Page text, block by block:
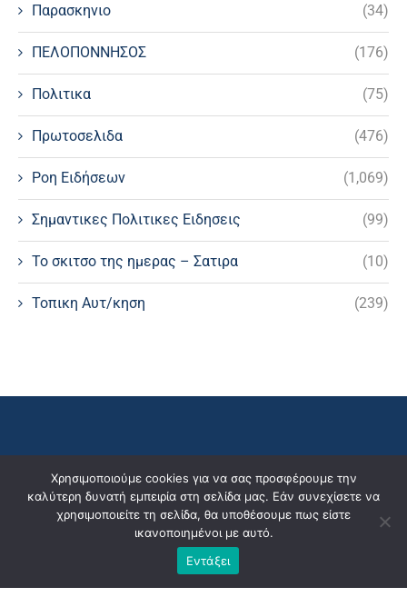
Παρασκηνιο (34)
ΠΕΛΟΠΟΝΝΗΣΟΣ (176)
Πολιτικα (75)
Πρωτοσελιδα (476)
Ροη Ειδήσεων (1,069)
Σημαντικες Πολιτικες Ειδησεις (99)
Το σκιτσο της ημερας – Σατιρα (10)
Τοπικη Αυτ/κηση (239)
Χρησιμοποιούμε cookies για να σας προσφέρουμε την
καλύτερη δυνατή εμπειρία στη σελίδα μας. Εάν συνεχίσετε να
χρησιμοποιείτε τη σελίδα, θα υποθέσουμε πως είστε
ικανοποιημένοι με αυτό.
Εντάξει